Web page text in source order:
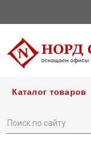
Каталог товаров